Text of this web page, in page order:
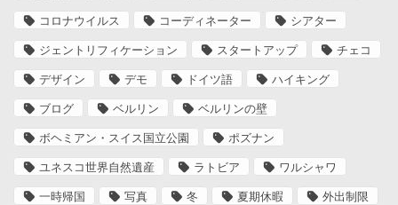
コロナウイルス コーディネーター シアター
ジェントリフィケーション スタートアップ チェコ
デザイン デモ ドイツ語 ハイキング
ブログ ベルリン ベルリンの壁
ボヘミアン・スイス国立公園 ポズナン
ユネスコ世界自然遺産 ラトビア ワルシャワ
一時帰国 写真 冬 夏期休暇 外出制限